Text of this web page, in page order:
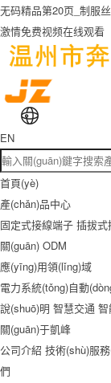
无码精品第20页_制服
激情免费视频在线观看
EN
首頁(yè)
產(chǎn)品中心
固定式接線端子 插拔式
關(guān) ODM
應(yīng)用領(lǐng)域
電力系統(tǒng)自動
說(shuō)明 智慧交通 智
關(guān)于凱峰
公司介紹 技術(shù)服
們